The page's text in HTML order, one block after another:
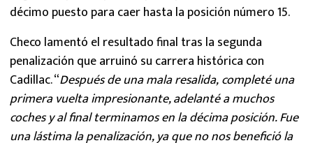
décimo puesto para caer hasta la posición número 15.
Checo lamentó el resultado final tras la segunda
penalización que arruinó su carrera histórica con
Cadillac. “Después de una mala resalida, completé una
primera vuelta impresionante, adelanté a muchos
coches y al final terminamos en la décima posición. Fue
una lástima la penalización, ya que no nos benefició la